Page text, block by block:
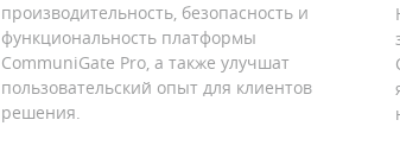
производительность, безопасность и
функциональность платформы
CommuniGate Pro, а также улучшат
пользовательский опыт для клиентов
решения.